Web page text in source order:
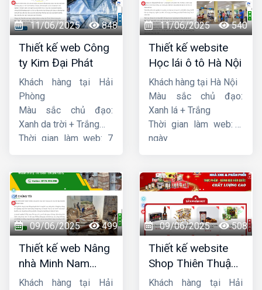
11/06/2025 848
Thiết kế web Công
ty Kim Đại Phát
Khách hàng tại Hải
Phòng
Màu sắc chủ đạo:
Xanh da trời + Trắng
Thời gian làm web: 7
11/06/2025 540
Thiết kế website
Học lái ô tô Hà Nội
Khách hàng tại Hà Nội
Màu sắc chủ đạo:
Xanh lá + Trắng
Thời gian làm web: 7
ngày
09/06/2025 499
Thiết kế web Nâng
nhà Minh Nam
Hoàng
Khách hàng tại Hải
09/06/2025 508
Thiết kế website
Shop Thiên Thuận
Phát
Khách hàng tại Hải